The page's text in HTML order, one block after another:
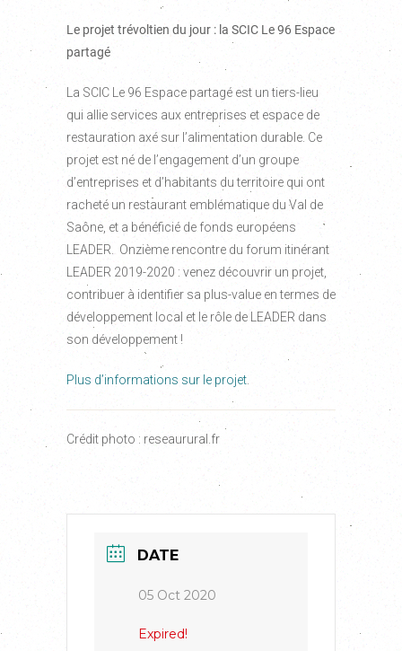
Le projet trévoltien du jour : la SCIC Le 96 Espace
partagé
La SCIC Le 96 Espace partagé est un tiers-lieu
qui allie services aux entreprises et espace de
restauration axé sur l’alimentation durable. Ce
projet est né de l’engagement d’un groupe
d’entreprises et d’habitants du territoire qui ont
racheté un restaurant emblématique du Val de
Saône, et a bénéficié de fonds européens
LEADER. Onzième rencontre du forum itinérant
LEADER 2019-2020 : venez découvrir un projet,
contribuer à identifier sa plus-value en termes de
développement local et le rôle de LEADER dans
son développement !
Plus d’informations sur le projet
Crédit photo : reseaurural.fr
DATE
05 Oct 2020
Expired!